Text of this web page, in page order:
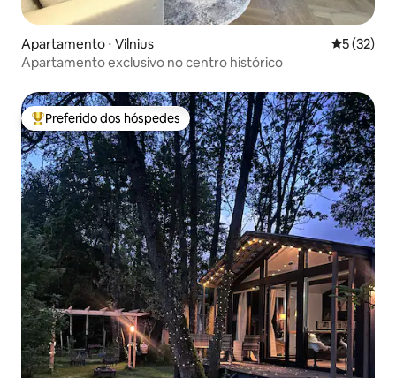
Apartamento ⋅ Vilnius 5 de uma
5 (32)
Apartamento exclusivo no centro histórico
Entre os melhores preferidos dos hóspedes
Preferido dos hóspedes